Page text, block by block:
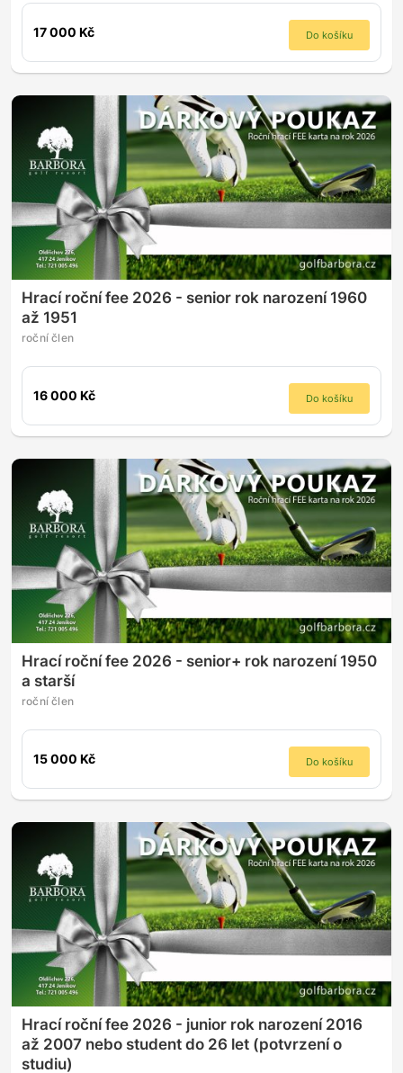
17 000 Kč Do košíku
Hrací roční fee 2026 - senior rok narození 1960
až 1951
roční člen
16 000 Kč Do košíku
Hrací roční fee 2026 - senior+ rok narození 1950
a starší
roční člen
15 000 Kč Do košíku
Hrací roční fee 2026 - junior rok narození 2016
až 2007 nebo student do 26 let (potvrzení o
studiu)